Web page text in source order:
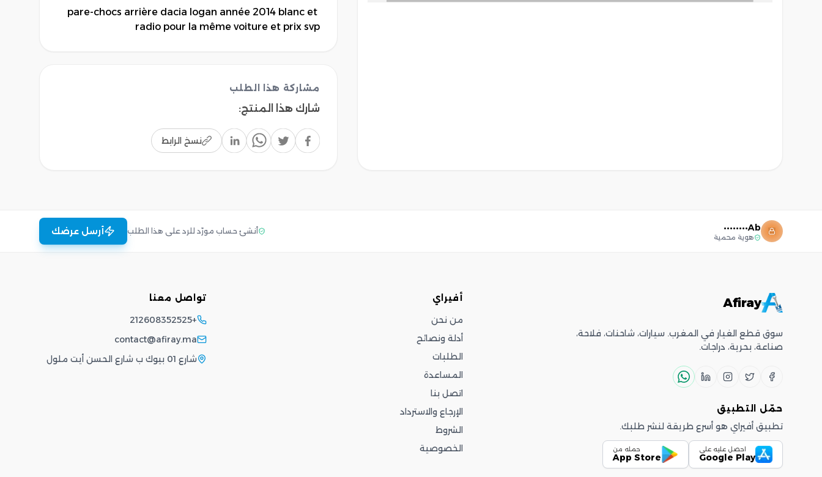
pare-chocs arrière dacia logan année 2014 blanc et
radio pour la même voiture et prix svp
مشاركة هذا الطلب
شارك هذا المنتج:
نسخ الرابط
Ab••••••••
هوية محمية
أنشئ حساب مورّد للرد على هذا الطلب أرسل عرضك
Afiray
سوق قطع الغيار في المغرب. سيارات، شاحنات، فلاحة،
صناعة، بحرية، دراجات.
حمّل التطبيق
تطبيق أفيراي هو أسرع طريقة لنشر طلبك.
احصل عليه على
Google Play
حمله من
App Store
أفيراي
من نحن
أدلة ونصائح
الطلبات
المساعدة
اتصل بنا
الإرجاع والاسترداد
الشروط
الخصوصية
تواصل معنا
+212608352525
contact@afiray.ma
شارع 01 بيوك ب شارع الحسن أيت ملول